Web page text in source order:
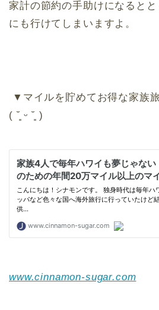
家計の節約の手助けになると
にも行けてしまいますよ。
▼マイルを貯めてお得な家族
( ˘͈ ᵕ ˘͈ )
www.cinnamon-sugar.com